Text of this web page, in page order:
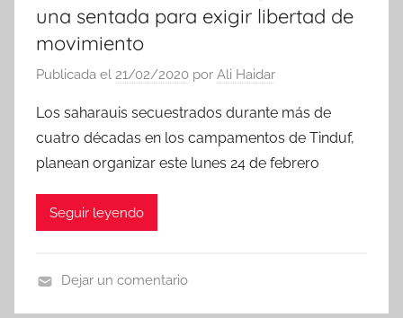
una sentada para exigir libertad de
movimiento
Publicada el 21/02/2020 por Ali Haidar
Los saharauis secuestrados durante más de
cuatro décadas en los campamentos de Tinduf,
planean organizar este lunes 24 de febrero
Seguir leyendo
Dejar un comentario